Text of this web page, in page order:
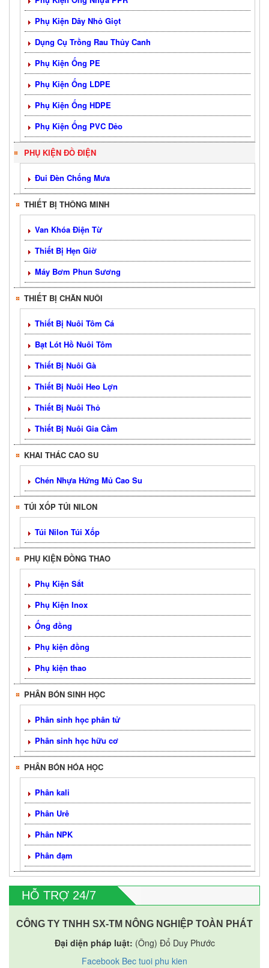
Phụ Kiện Dây Nhỏ Giọt
Dụng Cụ Trồng Rau Thủy Canh
Phụ Kiện Ống PE
Phụ Kiện Ống LDPE
Phụ Kiện Ống HDPE
Phụ Kiện Ống PVC Dẻo
PHỤ KIỆN ĐỒ ĐIỆN
Đui Đèn Chống Mưa
THIẾT BỊ THÔNG MINH
Van Khóa Điện Từ
Thiết Bị Hẹn Giờ
Máy Bơm Phun Sương
THIẾT BỊ CHĂN NUÔI
Thiết Bị Nuôi Tôm Cá
Bạt Lót Hồ Nuôi Tôm
Thiết Bị Nuôi Gà
Thiết Bị Nuôi Heo Lợn
Thiết Bị Nuôi Thỏ
Thiết Bị Nuôi Gia Cầm
KHAI THÁC CAO SU
Chén Nhựa Hứng Mủ Cao Su
TÚI XỐP TÚI NILON
Túi Nilon Túi Xốp
PHỤ KIỆN ĐỒNG THAO
Phụ Kiện Sắt
Phụ Kiện Inox
Ống đồng
Phụ kiện đồng
Phụ kiện thao
PHÂN BÓN SINH HỌC
Phân sinh học phân tử
Phân sinh học hữu cơ
PHÂN BÓN HÓA HỌC
Phân kali
Phân Urê
Phân NPK
Phân đạm
HỖ TRỢ 24/7
CÔNG TY TNHH SX-TM NÔNG NGHIỆP TOÀN PHÁT
Đại diện pháp luật: (Ông) Đổ Duy Phước
Facebook Bec tuoi phu kien